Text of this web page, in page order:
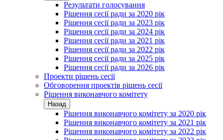
Результати голосування
Рішення сесії ради за 2020 рік
Рішення сесії ради за 2023 рік
Рішення сесії ради за 2024 рік
Рішення сесії ради за 2021 рік
Рішення сесії ради за 2022 рік
Рішення сесії ради за 2025 рік
Рішення сесії ради за 2026 рік
Проекти рішень сесії
Обговорення проектів рішень сесії
Рішення виконавчого комітету
Назад
Рішення виконавчого комітету за 2020 рік
Рішення виконавчого комітету за 2021 рік
Рішення виконавчого комітету за 2022 рік